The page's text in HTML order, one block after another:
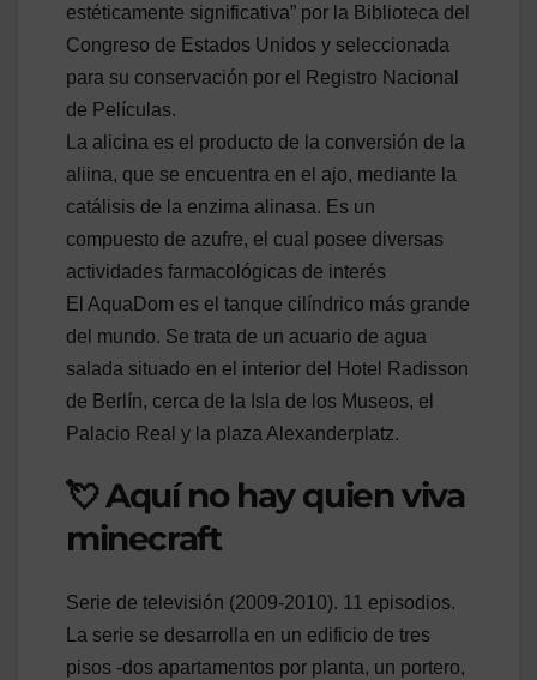
estéticamente significativa” por la Biblioteca del
Congreso de Estados Unidos y seleccionada
para su conservación por el Registro Nacional
de Películas.
La alicina es el producto de la conversión de la
aliina, que se encuentra en el ajo, mediante la
catálisis de la enzima alinasa. Es un
compuesto de azufre, el cual posee diversas
actividades farmacológicas de interés
El AquaDom es el tanque cilíndrico más grande
del mundo. Se trata de un acuario de agua
salada situado en el interior del Hotel Radisson
de Berlín, cerca de la Isla de los Museos, el
Palacio Real y la plaza Alexanderplatz.
💘 Aquí no hay quien viva
minecraft
Serie de televisión (2009-2010). 11 episodios.
La serie se desarrolla en un edificio de tres
pisos -dos apartamentos por planta, un portero,